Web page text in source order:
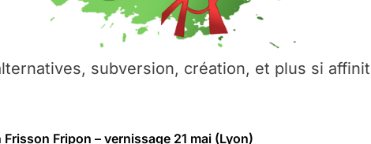
subversion, création, et plus si
– Ŝtono, un livre réalisé par Michaël Moretti & Pierre Lacôte
contre l’A412 à l’Établi (Haute-Savoie)
Fripon – vernissage 21 mai (Lyon)